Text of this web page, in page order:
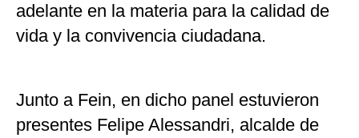
adelante en la materia para la calidad de
vida y la convivencia ciudadana.
Junto a Fein, en dicho panel estuvieron
presentes Felipe Alessandri, alcalde de